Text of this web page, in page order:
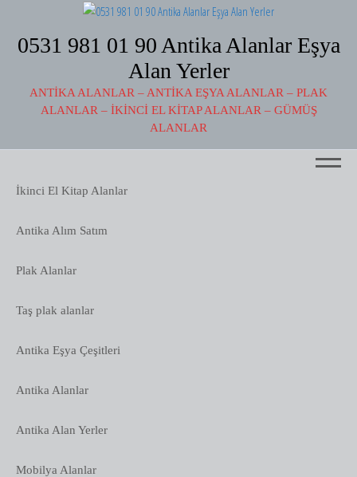
0531 981 01 90 Antika Alanlar Eşya
Alan Yerler
ANTIKA ALANLAR – ANTIKA EŞYA ALANLAR – PLAK
ALANLAR – İKINCI EL KITAP ALANLAR – GÜMÜŞ
ALANLAR
İkinci El Kitap Alanlar
Antika Alım Satım
Plak Alanlar
Taş plak alanlar
Antika Eşya Çeşitleri
Antika Alanlar
Antika Alan Yerler
Mobilya Alanlar